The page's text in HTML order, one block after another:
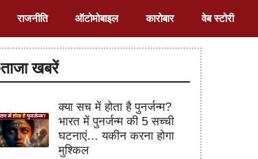
राजनीति ऑटोमोबाइल कारोबार वेब स्टोरी
ताजा खबरें
क्या सच में होता है पुनर्जन्म?
भारत में पुनर्जन्म की 5 सच्ची
घटनाएं… यकीन करना होगा
मुश्किल